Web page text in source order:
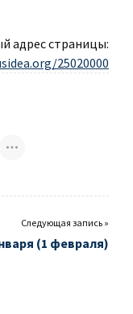
адрес страницы:
25020000
Следующая запись »
(1 февраля)